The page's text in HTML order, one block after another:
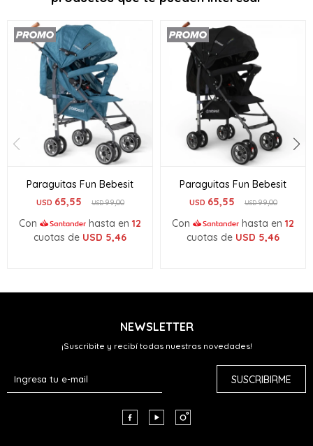
Paraguitas Fun Bebesit
USD 65,55 USD99,00
Con hasta en 12
cuotas de USD 5,46
Paraguitas Fun Bebesit
USD 65,55 USD99,00
Con hasta en 12
cuotas de USD 5,46
NEWSLETTER
¡Suscribite y recibí todas nuestras novedades!
SUSCRIBIRME
  